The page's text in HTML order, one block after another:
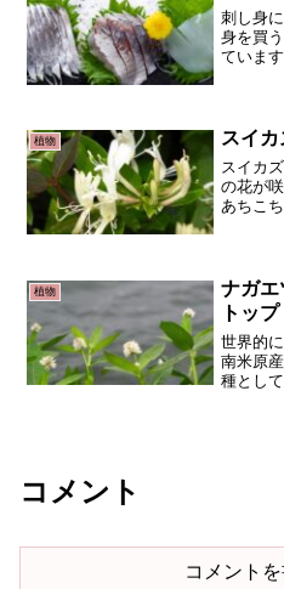
刺し身
身を買
ていま
ぐ殺菌
植物 スイ
スイカ
の花が
あちこ
ことと
植物
ナガエ
トップ
世界的
南米原
種とし
コメント
コメント